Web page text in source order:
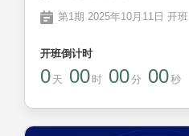
第1期 2025年10月11日 开班
开班倒计时
0 天 00 时 00分 00秒